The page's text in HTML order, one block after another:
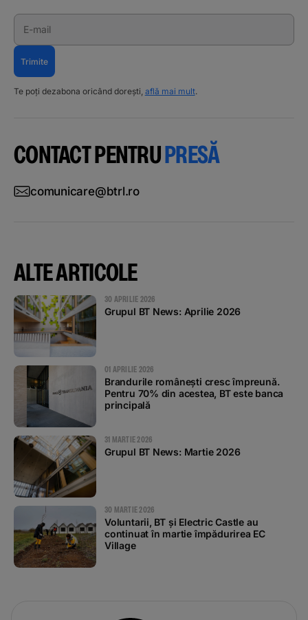
E-mail
Trimite
Te poți dezabona oricând dorești, află mai mult.
CONTACT PENTRUPRESĂ
comunicare@btrl.ro
ALTE ARTICOLE
30 APRILIE 2026
Grupul BT News: Aprilie 2026
01 APRILIE 2026
Brandurile românești cresc împreună.
Pentru 70% din acestea, BT este banca
principală
31 MARTIE 2026
Grupul BT News: Martie 2026
30 MARTIE 2026
Voluntarii, BT și Electric Castle au
continuat în martie împădurirea EC
Village